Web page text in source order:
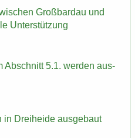
Groß­bardau und
Un­ter­stüt­zung
Ab­schnitt 5.1. wer­den aus­
in Drei­hei­de aus­ge­baut